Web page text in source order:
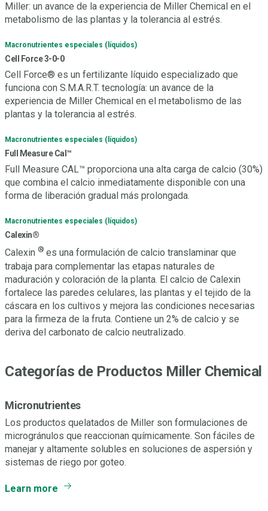
Miller: un avance de la experiencia de Miller Chemical en el
metabolismo de las plantas y la tolerancia al estrés.
Macronutrientes especiales (líquidos)
Cell Force 3-0-0
Cell Force® es un fertilizante líquido especializado que
funciona con S.M.A.R.T. tecnología: un avance de la
experiencia de Miller Chemical en el metabolismo de las
plantas y la tolerancia al estrés.
Macronutrientes especiales (líquidos)
Full Measure Cal™
Full Measure CAL™ proporciona una alta carga de calcio (30%)
que combina el calcio inmediatamente disponible con una
forma de liberación gradual más prolongada.
Macronutrientes especiales (líquidos)
Calexin®
Calexin ® es una formulación de calcio translaminar que
trabaja para complementar las etapas naturales de
maduración y coloración de la planta. El calcio de Calexin
fortalece las paredes celulares, las plantas y el tejido de la
cáscara en los cultivos y mejora las condiciones necesarias
para la firmeza de la fruta. Contiene un 2% de calcio y se
deriva del carbonato de calcio neutralizado.
Categorías de Productos Miller Chemical
Micronutrientes
Los productos quelatados de Miller son formulaciones de
microgránulos que reaccionan químicamente. Son fáciles de
manejar y altamente solubles en soluciones de aspersión y
sistemas de riego por goteo.
Learn more